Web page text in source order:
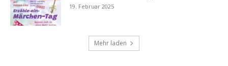
19. Februar 2025
Mehr laden